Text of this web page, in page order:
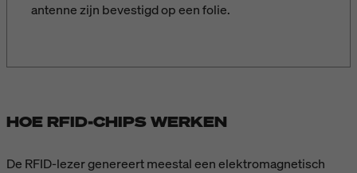
antenne zijn bevestigd op een folie.
HOE RFID-CHIPS WERKEN
De RFID-lezer genereert meestal een elektromagnetisch